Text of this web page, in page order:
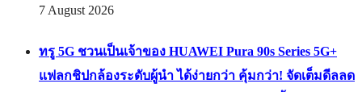
7 August 2026
ทรู 5G ชวนเป็นเจ้าของ HUAWEI Pura 90s Series 5G+
แฟลกชิปกล้องระดับผู้นำ ได้ง่ายกว่า คุ้มกว่า! จัดเต็มดีลลด